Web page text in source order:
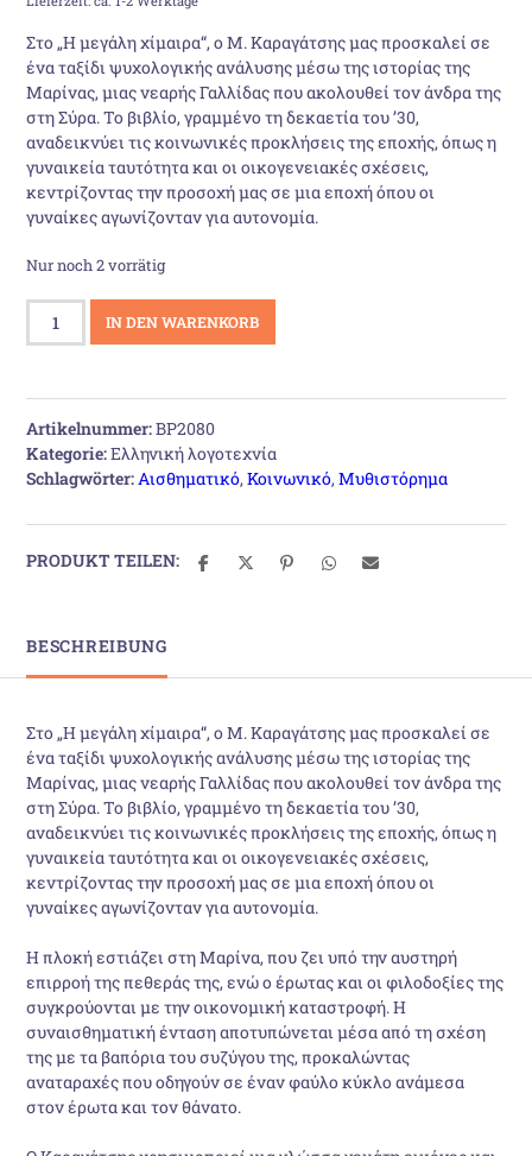
war:
27,77 €
ist:
23,00 €.
Στο „Η μεγάλη χίμαιρα“, ο Μ. Καραγάτσης μας προσκαλεί σε
ένα ταξίδι ψυχολογικής ανάλυσης μέσω της ιστορίας της
Μαρίνας, μιας νεαρής Γαλλίδας που ακολουθεί τον άνδρα της
στη Σύρα. Το βιβλίο, γραμμένο τη δεκαετία του ’30,
αναδεικνύει τις κοινωνικές προκλήσεις της εποχής, όπως η
γυναικεία ταυτότητα και οι οικογενειακές σχέσεις,
κεντρίζοντας την προσοχή μας σε μια εποχή όπου οι
γυναίκες αγωνίζονταν για αυτονομία.
Nur noch 2 vorrätig
Η
μεγάλη
IN DEN WARENKORB
Artikelnummer:BP2080
Kategorie:Ελληνική λογοτεχνία
Schlagwörter:Αισθηματικό,Κοινωνικό,Μυθιστόρημα
PRODUKT TEILEN:
BESCHREIBUNG
Στο „Η μεγάλη χίμαιρα“, ο Μ. Καραγάτσης μας προσκαλεί σε
ένα ταξίδι ψυχολογικής ανάλυσης μέσω της ιστορίας της
Μαρίνας, μιας νεαρής Γαλλίδας που ακολουθεί τον άνδρα της
στη Σύρα. Το βιβλίο, γραμμένο τη δεκαετία του ’30,
αναδεικνύει τις κοινωνικές προκλήσεις της εποχής, όπως η
γυναικεία ταυτότητα και οι οικογενειακές σχέσεις,
κεντρίζοντας την προσοχή μας σε μια εποχή όπου οι
γυναίκες αγωνίζονταν για αυτονομία.
Η πλοκή εστιάζει στη Μαρίνα, που ζει υπό την αυστηρή
επιρροή της πεθεράς της, ενώ ο έρωτας και οι φιλοδοξίες της
συγκρούονται με την οικονομική καταστροφή. Η
συναισθηματική ένταση αποτυπώνεται μέσα από τη σχέση
της με τα βαπόρια του συζύγου της, προκαλώντας
αναταραχές που οδηγούν σε έναν φαύλο κύκλο ανάμεσα
στον έρωτα και τον θάνατο.